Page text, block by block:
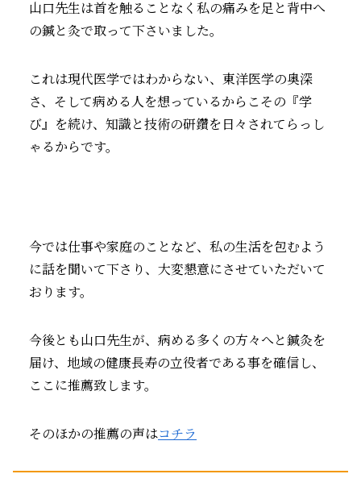
山口先生は首を触ることなく私の痛みを足と背中へ
の鍼と灸で取って下さいました。
これは現代医学ではわからない、東洋医学の奥深
さ、そして病める人を想っているからこその『学
び』を続け、知識と技術の研鑽を日々されてらっし
ゃるからです。
今では仕事や家庭のことなど、私の生活を包むよう
に話を聞いて下さり、大変懇意にさせていただいて
おります。
今後とも山口先生が、病める多くの方々へと鍼灸を
届け、地域の健康長寿の立役者である事を確信し、
ここに推薦致します。
そのほかの推薦の声はコチラ